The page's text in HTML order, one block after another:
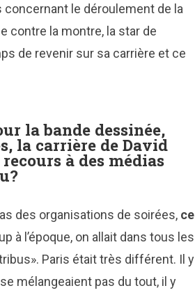
concernant le déroulement de la
contre la montre, la star de
de revenir sur sa carrière et ce
la bande dessinée,
la carrière de David
à des médias
des organisations de soirées, ce
à l’époque, on allait dans tous les
Paris était très différent. Il y
mélangeaient pas du tout, il y